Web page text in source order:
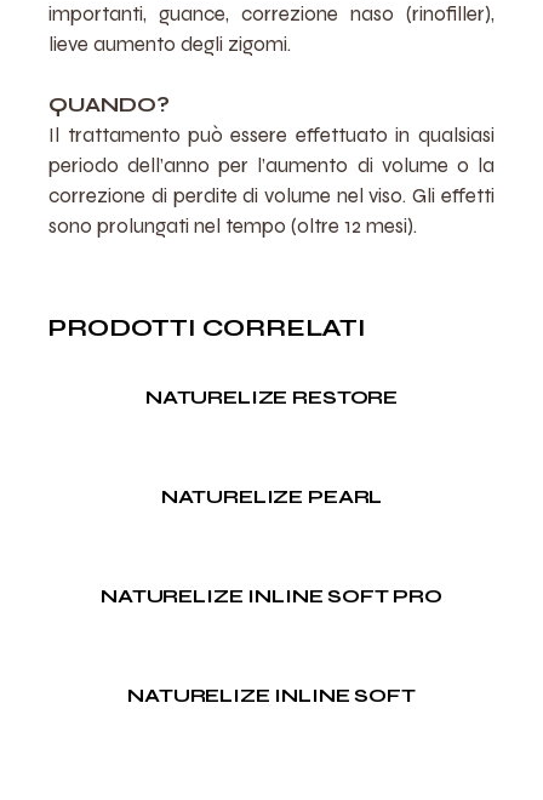
importanti, guance, correzione naso (rinofiller),
lieve aumento degli zigomi.
QUANDO?
Il trattamento può essere effettuato in qualsiasi
periodo dell’anno per l’aumento di volume o la
correzione di perdite di volume nel viso. Gli effetti
sono prolungati nel tempo (oltre 12 mesi).
PRODOTTI CORRELATI
NATURELIZE RESTORE
NATURELIZE PEARL
NATURELIZE INLINE SOFT PRO
NATURELIZE INLINE SOFT